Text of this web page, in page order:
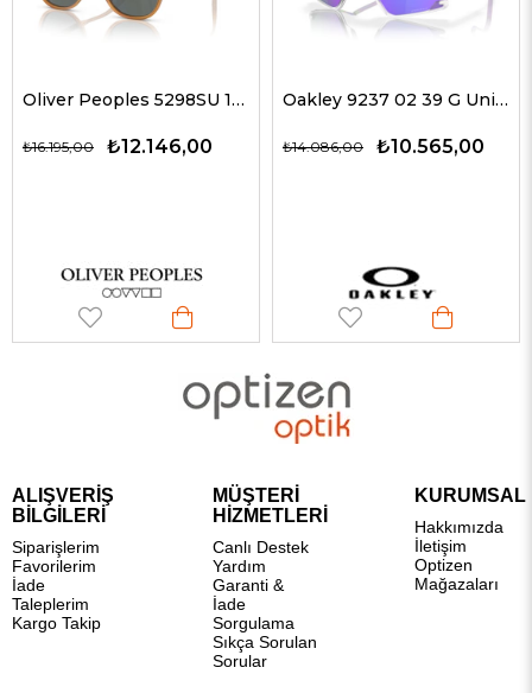
Oliver Peoples 5298SU 1578W5 51 G Unisex Güneş Gözlükleri
₺12.146,00
₺16.195,00
Oakley 9237 02 39 G Unisex Güneş Gözlükleri
₺10.565,00
₺14.086,00
ALIŞVERİŞ
BİLGİLERİ
Siparişlerim
Favorilerim
İade
Taleplerim
Kargo Takip
MÜŞTERİ
HİZMETLERİ
Canlı Destek
Yardım
Garanti &
İade
Sorgulama
Sıkça Sorulan
Sorular
KURUMSAL
Hakkımızda
İletişim
Optizen
Mağazaları